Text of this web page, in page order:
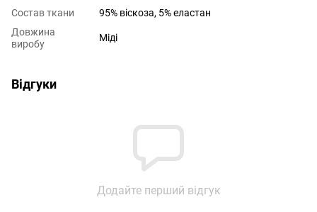
Состав ткани
95% віскоза, 5% еластан
Довжина
виробу
Міді
Відгуки
Додайте перший відгук